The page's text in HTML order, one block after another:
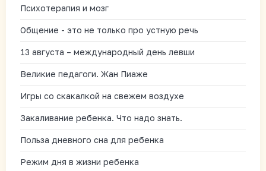
Психотерапия и мозг
Общение - это не только про устную речь
13 августа – международный день левши
Великие педагоги. Жан Пиаже
Игры со скакалкой на свежем воздухе
Закаливание ребенка. Что надо знать.
Польза дневного сна для ребенка
Режим дня в жизни ребенка